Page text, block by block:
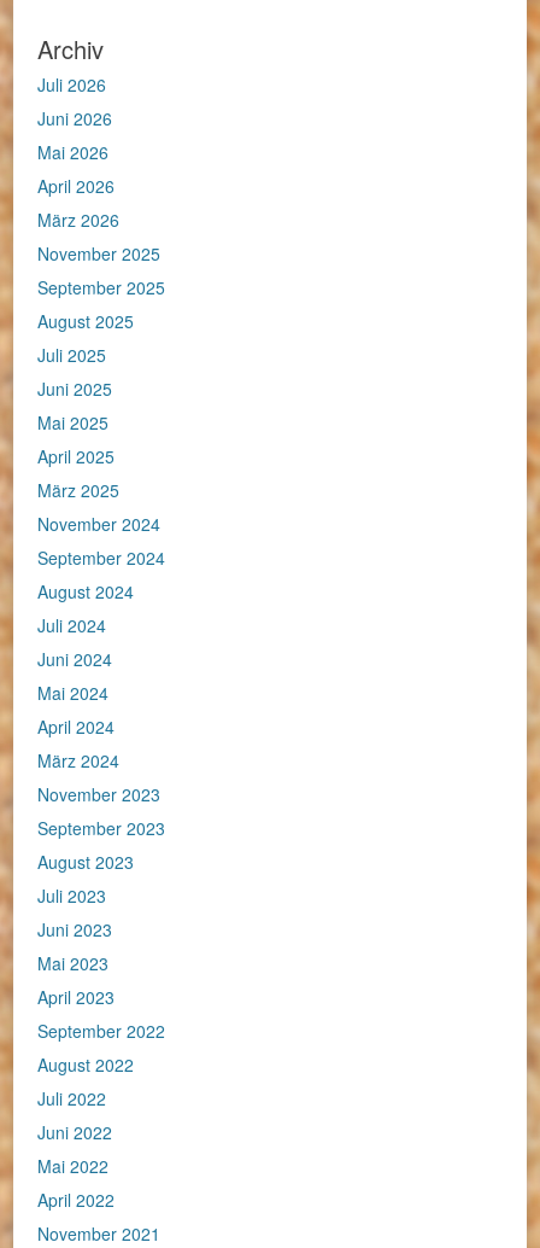
Archiv
Juli 2026
Juni 2026
Mai 2026
April 2026
März 2026
November 2025
September 2025
August 2025
Juli 2025
Juni 2025
Mai 2025
April 2025
März 2025
November 2024
September 2024
August 2024
Juli 2024
Juni 2024
Mai 2024
April 2024
März 2024
November 2023
September 2023
August 2023
Juli 2023
Juni 2023
Mai 2023
April 2023
September 2022
August 2022
Juli 2022
Juni 2022
Mai 2022
April 2022
November 2021